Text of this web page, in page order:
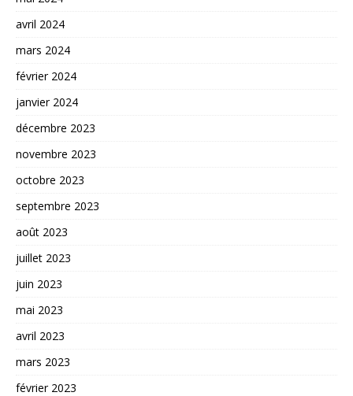
avril 2024
mars 2024
février 2024
janvier 2024
décembre 2023
novembre 2023
octobre 2023
septembre 2023
août 2023
juillet 2023
juin 2023
mai 2023
avril 2023
mars 2023
février 2023